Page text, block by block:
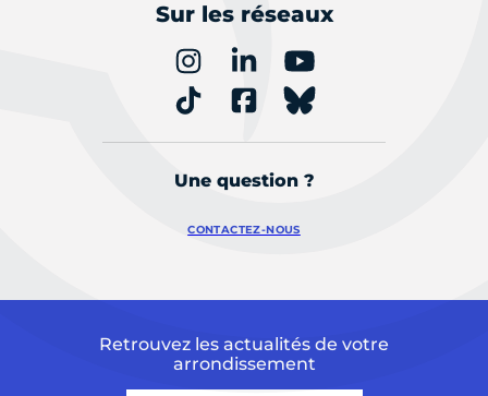
Sur les réseaux
Une question ?
CONTACTEZ-NOUS
Retrouvez les actualités de votre
arrondissement